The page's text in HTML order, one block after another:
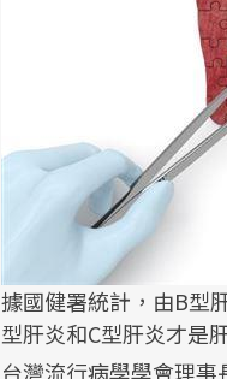
據國健署統計，由B型
型肝炎和C型肝炎才是
台灣流行病學學會理